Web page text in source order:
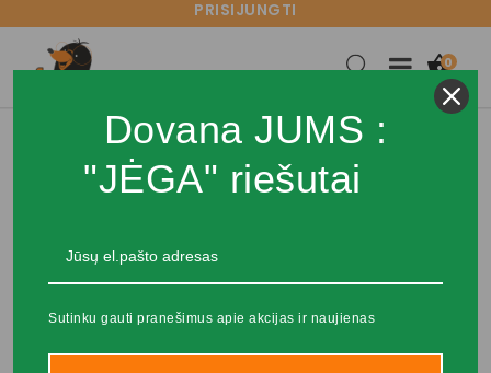
PRISIJUNGTI

0
Dovana JUMS :
"JĖGA" riešutai
Sutinku gauti pranešimus apie akcijas ir naujienas